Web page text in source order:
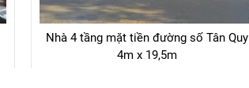
Nhà 4 tầng mặt tiền đường số Tân Quy
4m x 19,5m